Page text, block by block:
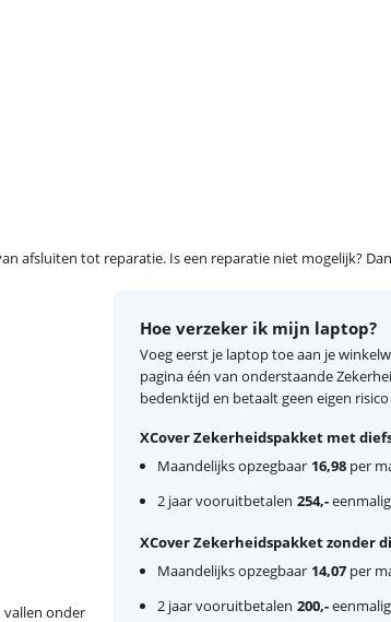
afsluiten tot reparatie. Is een reparatie niet mogelijk?
vallen onder
Hoe verzeker ik mijn laptop?
Voeg eerst je laptop toe aan je
pagina één van onderstaande
bedenktijd en betaalt geen eigen
XCover Zekerheidspakket met
Maandelijks opzegbaar 16,98per
2 jaar vooruitbetalen 254,-
XCover Zekerheidspakket zonder
Maandelijks opzegbaar 14,07per
2 jaar vooruitbetalen 200,-